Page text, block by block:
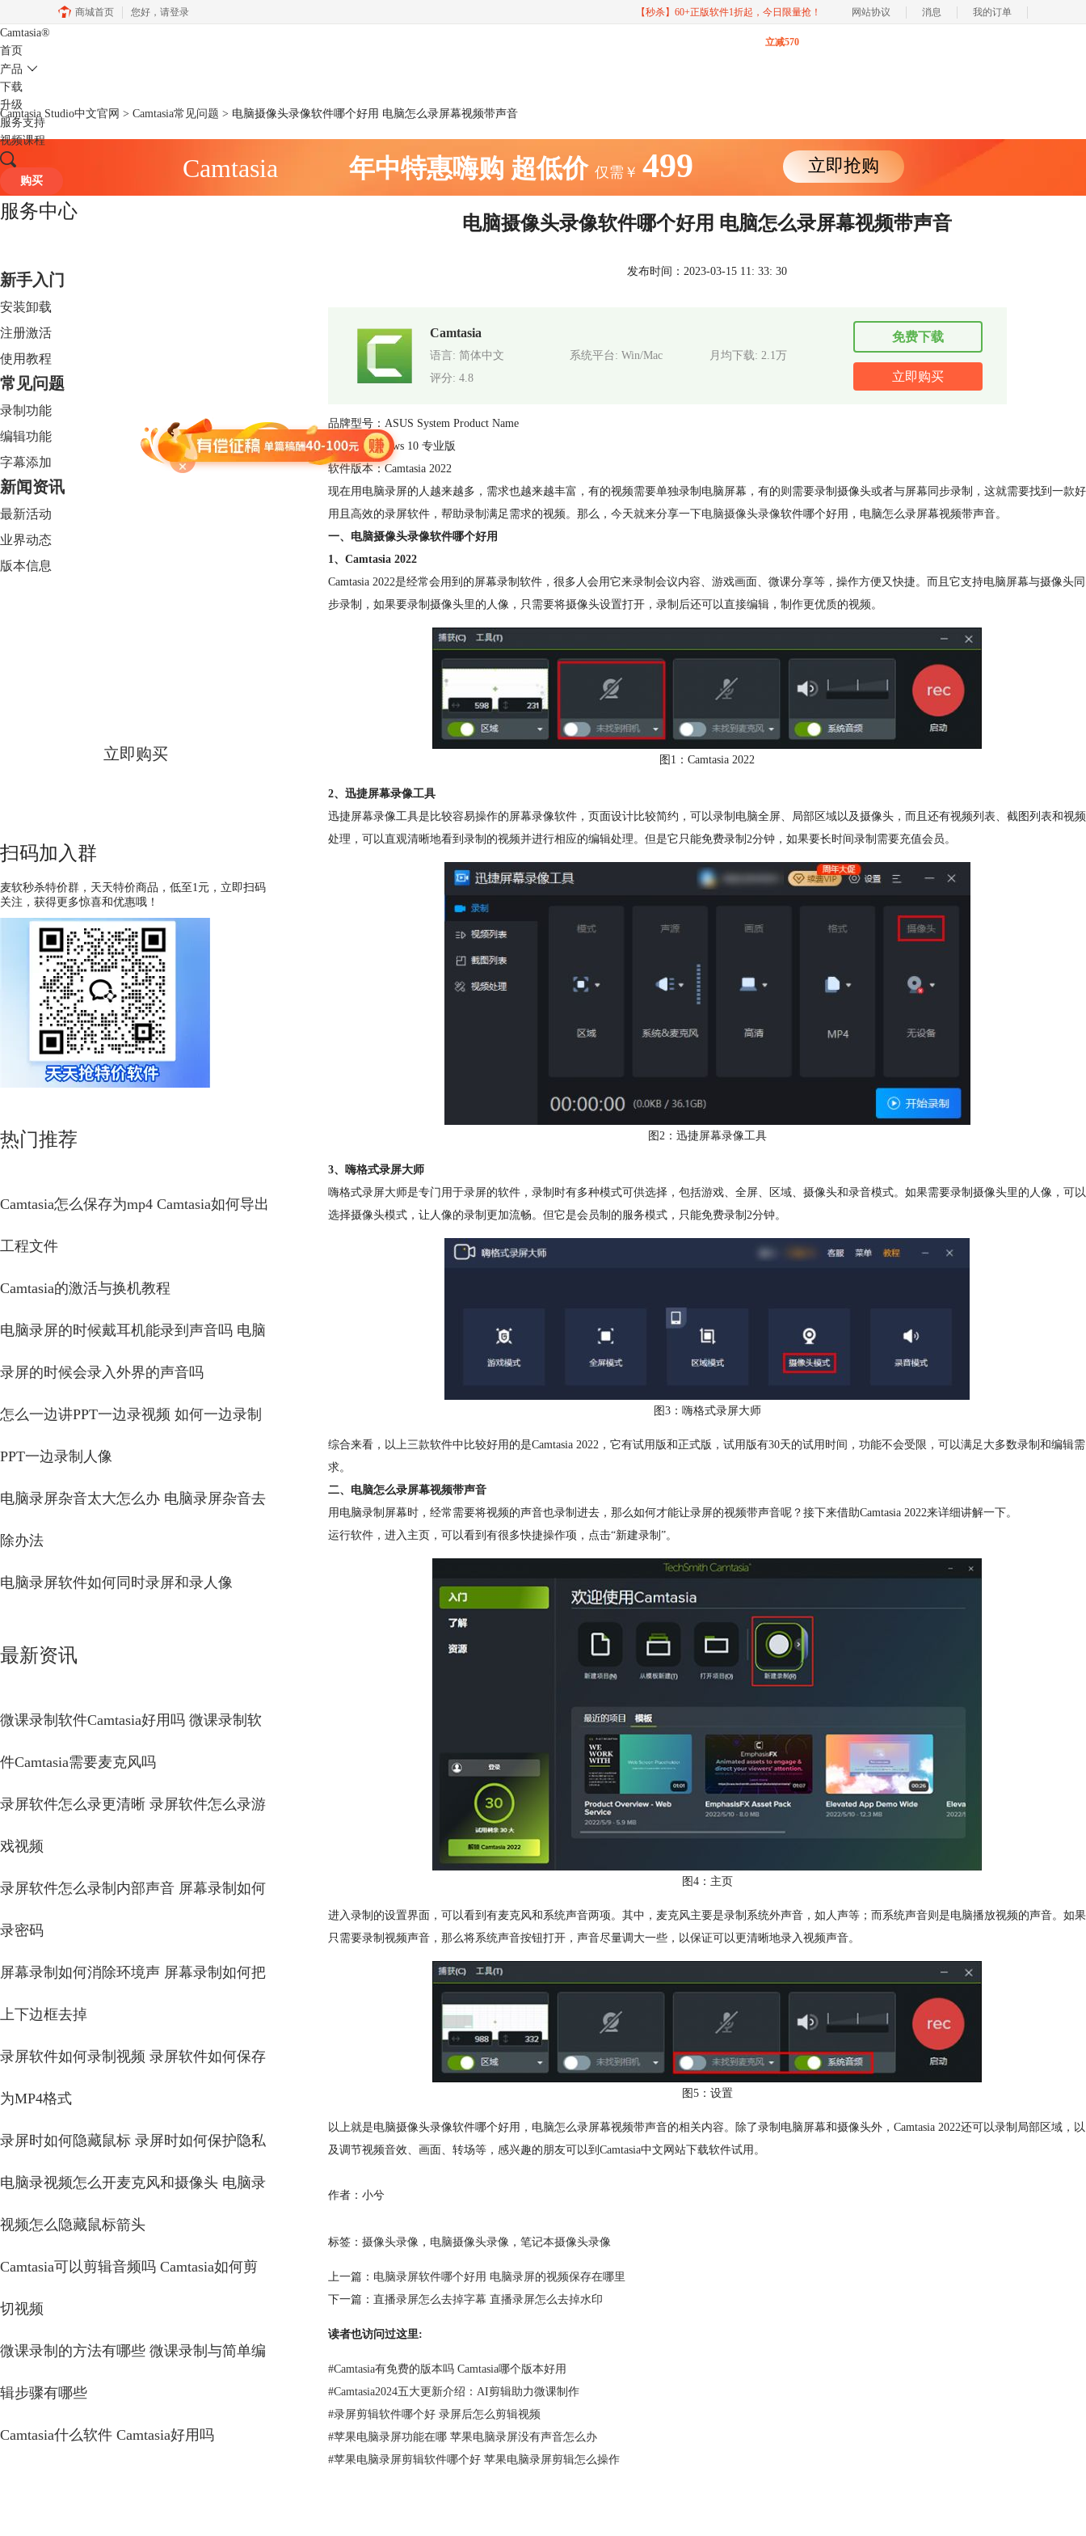
商城首页 您好， 请登录 【秒杀】60+正版软件1折起，今日限量抢！ 网站协议 消息 我的订单
Camtasia®
首页
产品
下载
升级
立减570
服务支持
视频课程
购买
Camtasia Studio中文官网 > Camtasia常见问题 > 电脑摄像头录像软件哪个好用 电脑怎么录屏幕视频带声音
Camtasia 年中特惠嗨购 超低价 仅需￥ 499 立即抢购
服务中心
新手入门
安装卸载
注册激活
使用教程
常见问题
录制功能
编辑功能
字幕添加
新闻资讯
最新活动
业界动态
版本信息
立即购买
扫码加入群
麦软秒杀特价群，天天特价商品，低至1元，立即扫码
关注，获得更多惊喜和优惠哦！
热门推荐
Camtasia怎么保存为mp4 Camtasia如何导出
工程文件
Camtasia的激活与换机教程
电脑录屏的时候戴耳机能录到声音吗 电脑
录屏的时候会录入外界的声音吗
怎么一边讲PPT一边录视频 如何一边录制
PPT一边录制人像
电脑录屏杂音太大怎么办 电脑录屏杂音去
除办法
电脑录屏软件如何同时录屏和录人像
最新资讯
微课录制软件Camtasia好用吗 微课录制软
件Camtasia需要麦克风吗
录屏软件怎么录更清晰 录屏软件怎么录游
戏视频
录屏软件怎么录制内部声音 屏幕录制如何
录密码
屏幕录制如何消除环境声 屏幕录制如何把
上下边框去掉
录屏软件如何录制视频 录屏软件如何保存
为MP4格式
录屏时如何隐藏鼠标 录屏时如何保护隐私
电脑录视频怎么开麦克风和摄像头 电脑录
视频怎么隐藏鼠标箭头
Camtasia可以剪辑音频吗 Camtasia如何剪
切视频
微课录制的方法有哪些 微课录制与简单编
辑步骤有哪些
Camtasia什么软件 Camtasia好用吗
电脑摄像头录像软件哪个好用 电脑怎么录屏幕视频带声音
发布时间：2023-03-15 11: 33: 30
Camtasia
语言: 简体中文 系统平台: Win/Mac
月均下载: 2.1万
评分: 4.8
免费下载
立即购买
品牌型号：ASUS System Product Name
系统：Windows 10 专业版
软件版本：Camtasia 2022
现在用电脑录屏的人越来越多，需求也越来越丰富，有的视频需要单独录制电脑屏幕，有的则需要录制摄像头或者与屏幕同步录制，这就需要找到一款好
用且高效的录屏软件，帮助录制满足需求的视频。那么，今天就来分享一下电脑摄像头录像软件哪个好用，电脑怎么录屏幕视频带声音。
一、电脑摄像头录像软件哪个好用
1、Camtasia 2022
Camtasia 2022是经常会用到的屏幕录制软件，很多人会用它来录制会议内容、游戏画面、微课分享等，操作方便又快捷。而且它支持电脑屏幕与摄像头同
步录制，如果要录制摄像头里的人像，只需要将摄像头设置打开，录制后还可以直接编辑，制作更优质的视频。
图1：Camtasia 2022
2、迅捷屏幕录像工具
迅捷屏幕录像工具是比较容易操作的屏幕录像软件，页面设计比较简约，可以录制电脑全屏、局部区域以及摄像头，而且还有视频列表、截图列表和视频
处理，可以直观清晰地看到录制的视频并进行相应的编辑处理。但是它只能免费录制2分钟，如果要长时间录制需要充值会员。
图2：迅捷屏幕录像工具
3、嗨格式录屏大师
嗨格式录屏大师是专门用于录屏的软件，录制时有多种模式可供选择，包括游戏、全屏、区域、摄像头和录音模式。如果需要录制摄像头里的人像，可以
选择摄像头模式，让人像的录制更加流畅。但它是会员制的服务模式，只能免费录制2分钟。
图3：嗨格式录屏大师
综合来看，以上三款软件中比较好用的是Camtasia 2022，它有试用版和正式版，试用版有30天的试用时间，功能不会受限，可以满足大多数录制和编辑需
求。
二、电脑怎么录屏幕视频带声音
用电脑录制屏幕时，经常需要将视频的声音也录制进去，那么如何才能让录屏的视频带声音呢？接下来借助Camtasia 2022来详细讲解一下。
运行软件，进入主页，可以看到有很多快捷操作项，点击“新建录制”。
图4：主页
进入录制的设置界面，可以看到有麦克风和系统声音两项。其中，麦克风主要是录制系统外声音，如人声等；而系统声音则是电脑播放视频的声音。如果
只需要录制视频声音，那么将系统声音按钮打开，声音尽量调大一些，以保证可以更清晰地录入视频声音。
图5：设置
以上就是电脑摄像头录像软件哪个好用，电脑怎么录屏幕视频带声音的相关内容。除了录制电脑屏幕和摄像头外，Camtasia 2022还可以录制局部区域，以
及调节视频音效、画面、转场等，感兴趣的朋友可以到Camtasia中文网站下载软件试用。
作者：小兮
标签： 摄像头录像 ， 电脑摄像头录像 ， 笔记本摄像头录像
上一篇： 电脑录屏软件哪个好用 电脑录屏的视频保存在哪里
下一篇： 直播录屏怎么去掉字幕 直播录屏怎么去掉水印
读者也访问过这里:
#Camtasia有免费的版本吗 Camtasia哪个版本好用
#Camtasia2024五大更新介绍：AI剪辑助力微课制作
#录屏剪辑软件哪个好 录屏后怎么剪辑视频
#苹果电脑录屏功能在哪 苹果电脑录屏没有声音怎么办
#苹果电脑录屏剪辑软件哪个好 苹果电脑录屏剪辑怎么操作